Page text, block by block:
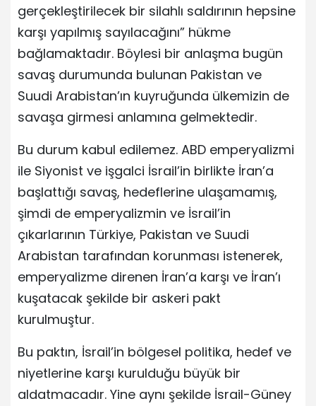
gerçekleştirilecek bir silahlı saldırının hepsine
karşı yapılmış sayılacağını” hükme
bağlamaktadır. Böylesi bir anlaşma bugün
savaş durumunda bulunan Pakistan ve
Suudi Arabistan’ın kuyruğunda ülkemizin de
savaşa girmesi anlamına gelmektedir.
Bu durum kabul edilemez. ABD emperyalizmi
ile Siyonist ve işgalci İsrail’in birlikte İran’a
başlattığı savaş, hedeflerine ulaşamamış,
şimdi de emperyalizmin ve İsrail’in
çıkarlarının Türkiye, Pakistan ve Suudi
Arabistan tarafından korunması istenerek,
emperyalizme direnen İran’a karşı ve İran’ı
kuşatacak şekilde bir askeri pakt
kurulmuştur.
Bu paktın, İsrail’in bölgesel politika, hedef ve
niyetlerine karşı kurulduğu büyük bir
aldatmacadır. Yine aynı şekilde İsrail-Güney